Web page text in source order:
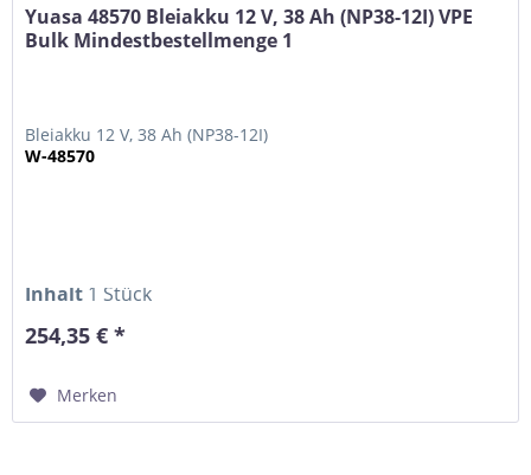
Yuasa 48570 Bleiakku 12 V, 38 Ah (NP38-12I) VPE
Bulk Mindestbestellmenge 1
Bleiakku 12 V, 38 Ah (NP38-12I)
W-48570
Inhalt 1 Stück
254,35 € *
Merken